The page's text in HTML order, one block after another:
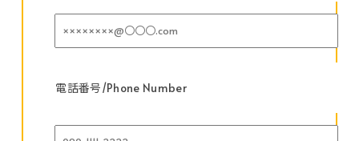
電話番号/Phone Number